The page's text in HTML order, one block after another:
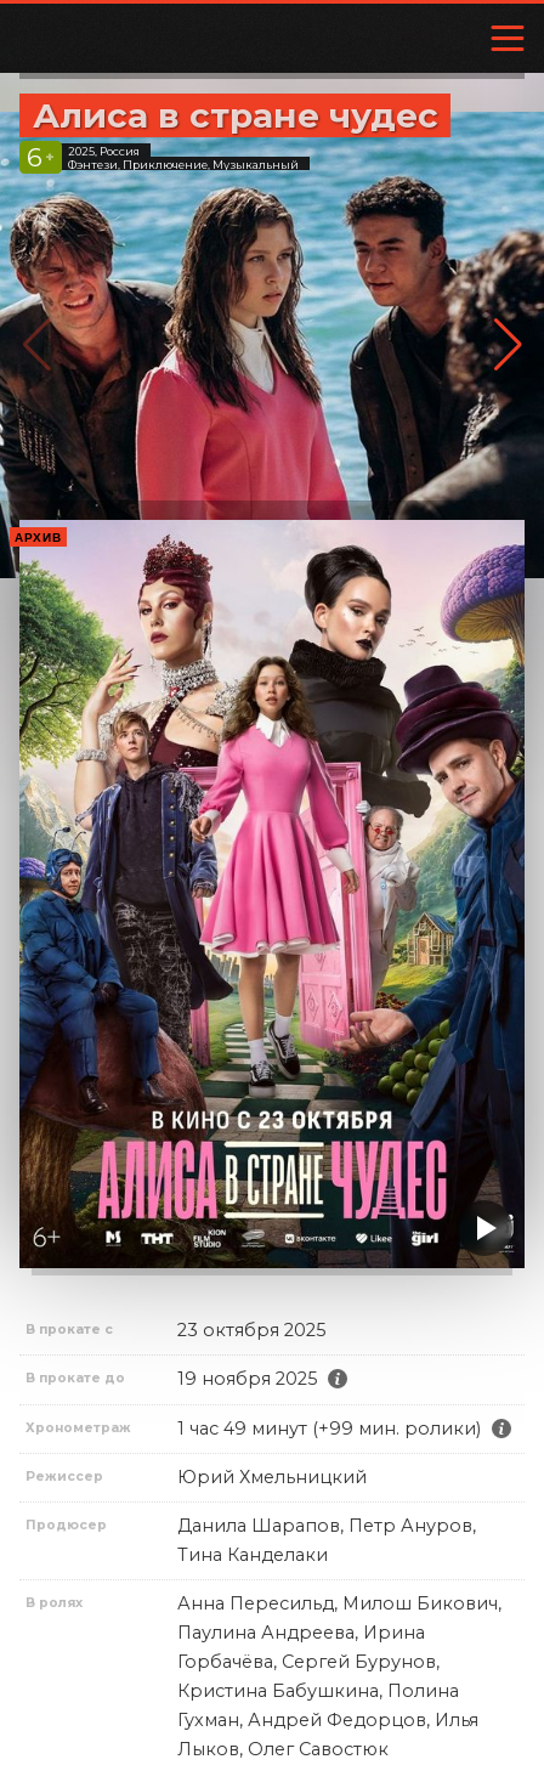
Алиса в стране чудес
6 +
2025, Россия
Фэнтези, Приключение, Музыкальный
АРХИВ
В прокате с 23 октября 2025
В прокате до 19 ноября 2025
Хронометраж 1 час 49 минут (+99 мин. ролики)
Режиссер Юрий Хмельницкий
Продюсер
Данила Шарапов, Петр Ануров,
Тина Канделаки
В ролях
Анна Пересильд, Милош Бикович,
Паулина Андреева, Ирина
Горбачёва, Сергей Бурунов,
Кристина Бабушкина, Полина
Гухман, Андрей Федорцов, Илья
Лыков, Олег Савостюк